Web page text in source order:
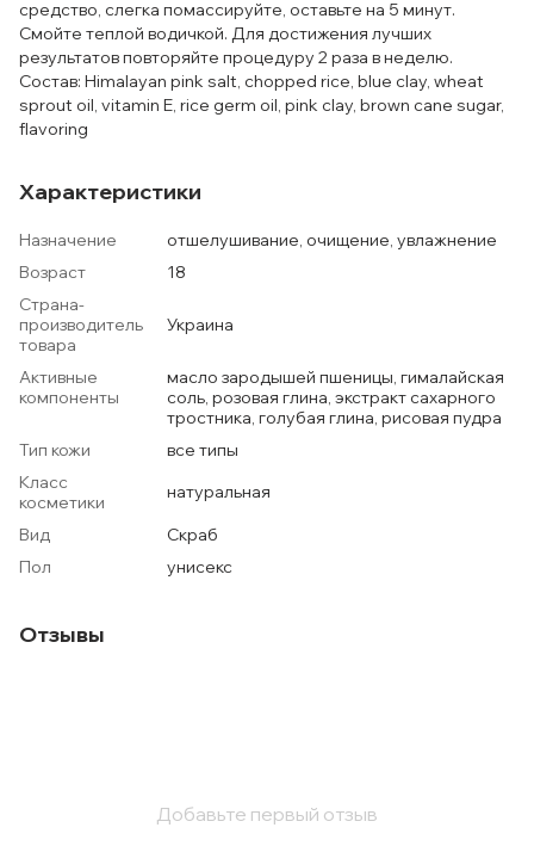
средство, слегка помассируйте, оставьте на 5 минут.
Смойте теплой водичкой. Для достижения лучших
результатов повторяйте процедуру 2 раза в неделю.
Состав: Himalayan pink salt, chopped rice, blue clay, wheat
sprout oil, vitamin E, rice germ oil, pink clay, brown cane sugar,
flavoring
Характеристики
Назначение
отшелушивание, очищение, увлажнение
Возраст
18
Страна-
производитель
товара
Украина
Активные
компоненты
масло зародышей пшеницы, гималайская
соль, розовая глина, экстракт сахарного
тростника, голубая глина, рисовая пудра
Тип кожи
все типы
Класс
косметики
натуральная
Вид
Скраб
Пол
унисекс
Отзывы
Добавьте первый отзыв